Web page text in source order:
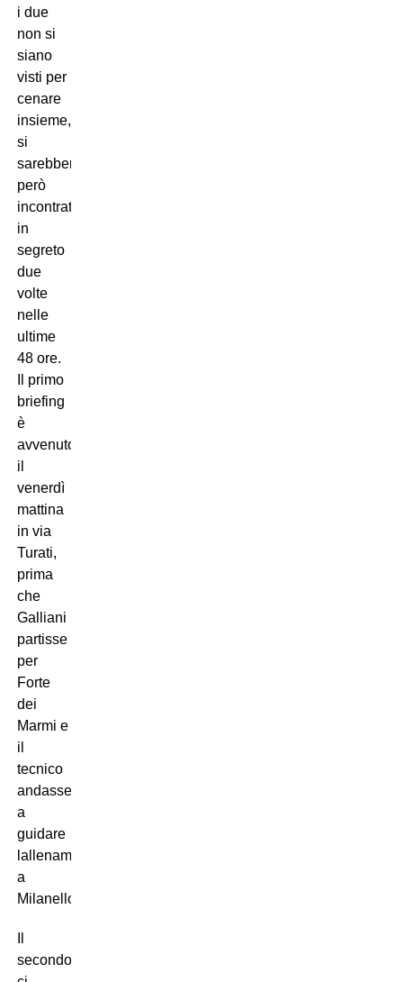
i due
non si
siano
visti per
cenare
insieme,
si
sarebbero
però
incontrati
in
segreto
due
volte
nelle
ultime
48 ore.
Il primo
briefing
è
avvenuto
il
venerdì
mattina
in via
Turati,
prima
che
Galliani
partisse
per
Forte
dei
Marmi e
il
tecnico
andasse
a
guidare
lallenamento
a
Milanello.
secondo